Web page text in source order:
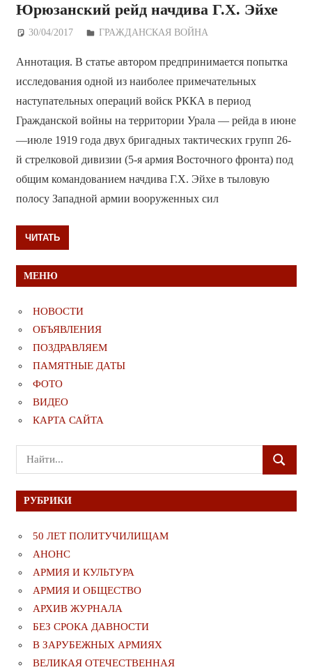
Юрюзанский рейд начдива Г.Х. Эйхе
30/04/2017 Дежурный по Редакции
ГРАЖДАНСКАЯ ВОЙНА
Аннотация. В статье автором предпринимается попытка
исследования одной из наиболее примечательных
наступательных операций войск РККА в период
Гражданской войны на территории Урала — рейда в июне
—июле 1919 года двух бригадных тактических групп 26-
й стрелковой дивизии (5-я армия Восточного фронта) под
общим командованием начдива Г.Х. Эйхе в тыловую
полосу Западной армии вооруженных сил
ЧИТАТЬ
МЕНЮ
НОВОСТИ
ОБЪЯВЛЕНИЯ
ПОЗДРАВЛЯЕМ
ПАМЯТНЫЕ ДАТЫ
ФОТО
ВИДЕО
КАРТА САЙТА
Поиск
для:
ПОИСК
РУБРИКИ
50 ЛЕТ ПОЛИТУЧИЛИЩАМ
АНОНС
АРМИЯ И КУЛЬТУРА
АРМИЯ И ОБЩЕСТВО
АРХИВ ЖУРНАЛА
БЕЗ СРОКА ДАВНОСТИ
В ЗАРУБЕЖНЫХ АРМИЯХ
ВЕЛИКАЯ ОТЕЧЕСТВЕННАЯ